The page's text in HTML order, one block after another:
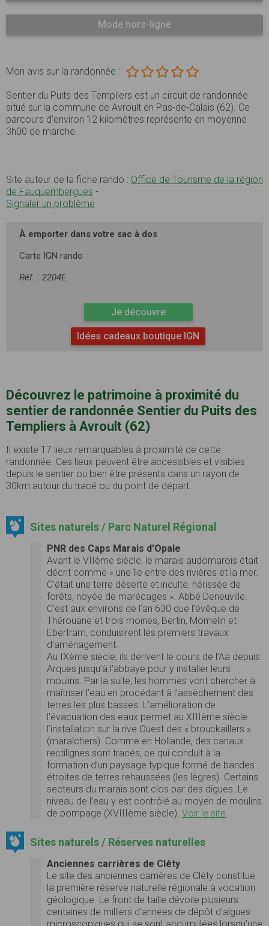
Mode hors-ligne
Mon avis sur la randonnée :
Sentier du Puits des Templiers est un circuit de randonnée
situé sur la commune de Avroult en Pas-de-Calais (62). Ce
parcours d’environ 12 kilomètres représente en moyenne
3h00 de marche.
Site auteur de la fiche rando : Office de Tourisme de la région
de Fauquembergues -
Signaler un problème
À emporter dans votre sac à dos
Carte IGN rando
Réf. : 2204E
Je découvre
Idées cadeaux boutique IGN
Découvrez le patrimoine à proximité du
sentier de randonnée Sentier du Puits des
Templiers à Avroult (62)
Il existe 17 lieux remarquables à proximité de cette
randonnée. Ces lieux peuvent être accessibles et visibles
depuis le sentier ou bien être présents dans un rayon de
30km autour du tracé ou du point de départ.
Sites naturels / Parc Naturel Régional
PNR des Caps Marais d'Opale
Avant le VIIème siècle, le marais audomarois était
décrit comme « une île entre des rivières et la mer.
C’était une terre déserte et inculte, hérissée de
forêts, noyée de marécages ». Abbé Deneuville.
C’est aux environs de l’an 630 que l’évêque de
Thérouane et trois moines, Bertin, Momelin et
Ebertram, conduisirent les premiers travaux
d’aménagement.
Au IXème siècle, ils dérivent le cours de l’Aa depuis
Arques jusqu’à l’abbaye pour y installer leurs
moulins. Par la suite, les hommes vont chercher à
maîtriser l’eau en procédant à l’assèchement des
terres les plus basses. L’amélioration de
l’évacuation des eaux permet au XIIIème siècle
l’installation sur la rive Ouest des « brouckaillers »
(maraîchers). Comme en Hollande, des canaux
rectilignes sont tracés, ce qui conduit à la
formation d’un paysage typique formé de bandes
étroites de terres rehaussées (les lègres). Certains
secteurs du marais sont clos par des digues. Le
niveau de l’eau y est contrôlé au moyen de moulins
de pompage (XVIIIème siècle). Voir le site
Sites naturels / Réserves naturelles
Anciennes carrières de Cléty
Le site des anciennes carrières de Cléty constitue
la première réserve naturelle régionale à vocation
géologique. Le front de taille dévoile plusieurs
centaines de milliers d’années de dépôt d’algues
microscopiques qui se sont accumulées lorsqu’une